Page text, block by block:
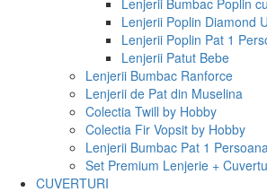
Lenjerii Bumbac Poplin
Lenjerii Poplin Diamond
Lenjerii Poplin Pat 1
Lenjerii Patut Bebe
Lenjerii Bumbac Ranforce
Lenjerii de Pat din Muselina
Colectia Twill by Hobby
Colectia Fir Vopsit by Hobby
Lenjerii Bumbac Pat 1
Set Premium Lenjerie +
CUVERTURI